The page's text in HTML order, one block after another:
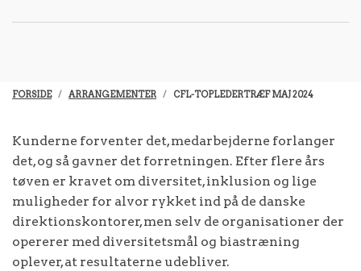
FORSIDE ARRANGEMENTER CFL-TOPLEDERTRÆF MAJ 2024
Kunderne forventer det, medarbejderne forlanger
det, og så gavner det forretningen. Efter flere års
tøven er kravet om diversitet, inklusion og lige
muligheder for alvor rykket ind på de danske
direktionskontorer, men selv de organisationer der
opererer med diversitetsmål og biastræning
oplever, at resultaterne udebliver.